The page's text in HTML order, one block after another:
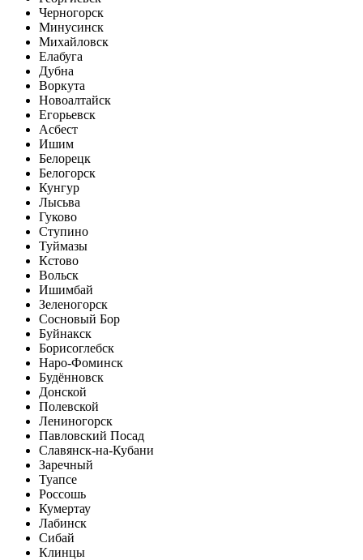
Черногорск
Минусинск
Михайловск
Елабуга
Дубна
Воркута
Новоалтайск
Егорьевск
Асбест
Ишим
Белорецк
Белогорск
Кунгур
Лысьва
Гуково
Ступино
Туймазы
Кстово
Вольск
Ишимбай
Зеленогорск
Сосновый Бор
Буйнакск
Борисоглебск
Наро-Фоминск
Будённовск
Донской
Полевской
Лениногорск
Павловский Посад
Славянск-на-Кубани
Заречный
Туапсе
Россошь
Кумертау
Лабинск
Сибай
Клинцы